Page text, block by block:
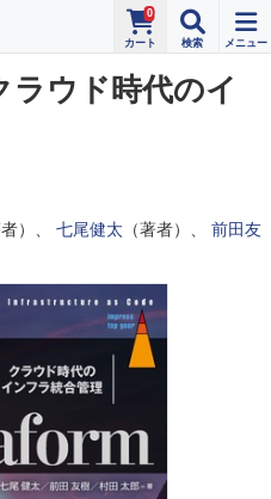
0
ウド時代のイ
者）、 七尾健太 （著者）、 前田友